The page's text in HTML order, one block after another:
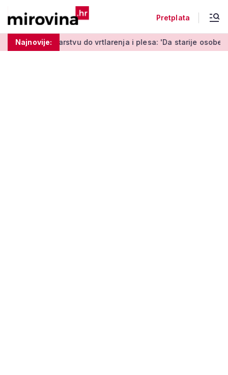
Pretplata
Najnovije:
do vrtlarenja i plesa: 'Da starije osobe ne ostavimo same'